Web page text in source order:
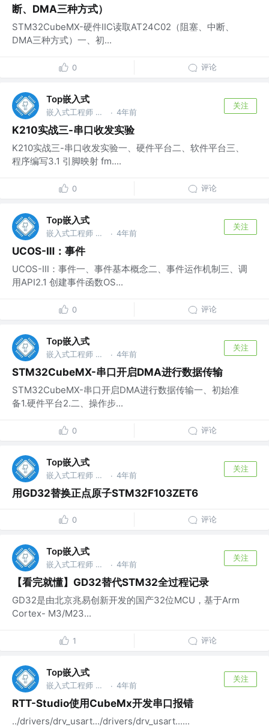
断、DMA三种方式）
STM32CubeMX-硬件IIC读取AT24C02（阻塞、中断、
DMA三种方式）一、初...
0 评论
Top嵌入式
嵌入式工程师 @华为 · 4年前
关注
K210实战三-串口收发实验
K210实战三-串口收发实验一、硬件平台二、软件平台三、
程序编写3.1 引脚映射 fm....
0 评论
Top嵌入式
嵌入式工程师 @华为 · 4年前
关注
UCOS-Ⅲ：事件
UCOS-Ⅲ：事件一、事件基本概念二、事件运作机制三、调
用API2.1 创建事件函数OS...
0 评论
Top嵌入式
嵌入式工程师 @华为 · 4年前
关注
STM32CubeMX-串口开启DMA进行数据传输
STM32CubeMX-串口开启DMA进行数据传输一、初始准
备1.硬件平台2.二、操作步...
0 评论
Top嵌入式
嵌入式工程师 @华为 · 4年前
关注
用GD32替换正点原子STM32F103ZET6
0 评论
Top嵌入式
嵌入式工程师 @华为 · 4年前
关注
【看完就懂】GD32替代STM32全过程记录
GD32是由北京兆易创新开发的国产32位MCU，基于Arm
Cortex- M3/M23...
1 评论
Top嵌入式
嵌入式工程师 @华为 · 4年前
关注
RTT-Studio使用CubeMx开发串口报错
../drivers/drv_usart.../drivers/drv_usart......